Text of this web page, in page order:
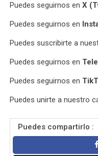
Puedes seguirnos enX
Puedes seguirnos en
Puedes suscribirte a
Puedes seguirnos en
Puedes seguirnos en
Puedes unirte a nuestro
Puedes compartirlo :